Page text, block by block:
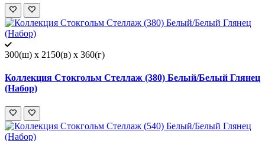
300(ш) x 2150(в) x 360(г)
Коллекция Стокгольм Стеллаж (380) Белый/Белый Глянец
(Набор)